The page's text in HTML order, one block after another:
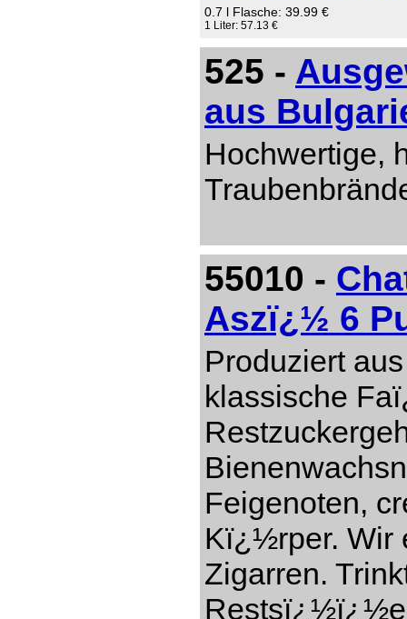
0.7 l Flasche: 39.99 €
1 Liter: 57.13 €
525 -
aus
Hochwertige,
55010 -
Aszï¿½ 6
Produziert
klassische
Feigenoten,
Kï¿½rper. Wir
Zigarren.
Restsï¿½ï¿½e